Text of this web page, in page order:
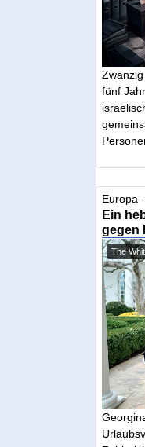
fünf
Europa
Ein
gegen
The